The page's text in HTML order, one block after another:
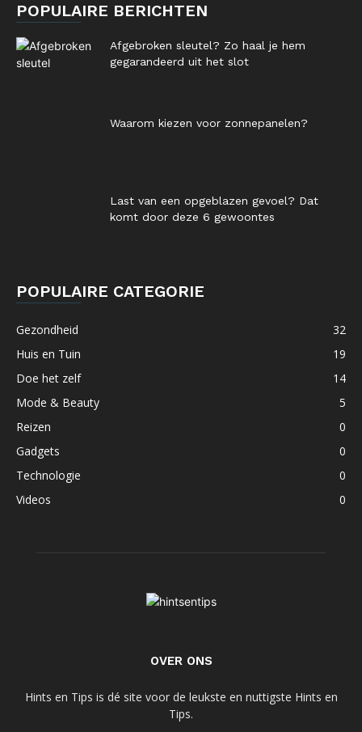
POPULAIRE BERICHTEN
Afgebroken sleutel? Zo haal je hem
gegarandeerd uit het slot
Waarom kiezen voor zonnepanelen?
Last van een opgeblazen gevoel? Dat
komt door deze 6 gewoontes
POPULAIRE CATEGORIE
Gezondheid
32
Huis en Tuin
19
Doe het zelf
14
Mode & Beauty
5
Reizen
0
Gadgets
0
Technologie
0
Videos
0
OVER ONS
Hints en Tips is dé site voor de leukste en nuttigste Hints en
Tips.